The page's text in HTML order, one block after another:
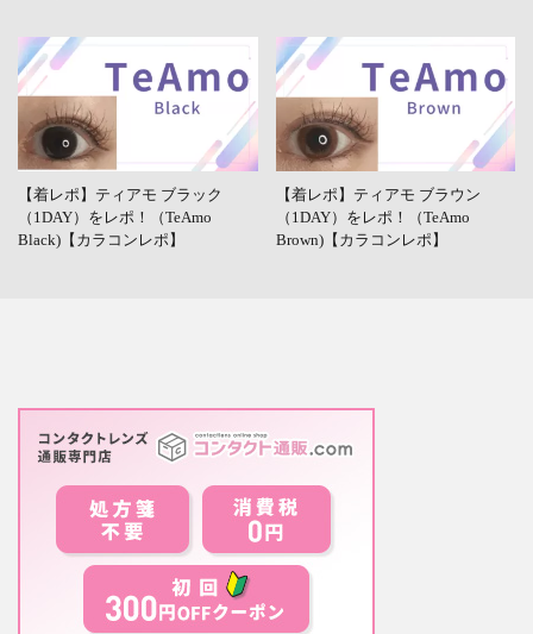
【着レポ】ティアモ ブラック
（1DAY）をレポ！（TeAmo
Black)【カラコンレポ】
【着レポ】ティアモ ブラウン
（1DAY）をレポ！（TeAmo
Brown)【カラコンレポ】